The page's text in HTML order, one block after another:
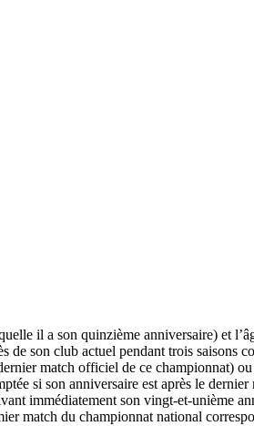
il a son quinzième anniversaire) et
son club actuel pendant trois saisons
match officiel de ce championnat)
si son anniversaire est après le
immédiatement son vingt-et-unième
match du championnat national